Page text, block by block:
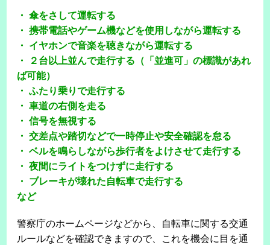
・ 傘をさして運転する
・ 携帯電話やゲーム機などを使用しながら運転する
・ イヤホンで音楽を聴きながら運転する
・ ２台以上並んで走行する（「並進可」の標識があれ
ば可能）
・ ふたり乗りで走行する
・ 車道の右側を走る
・ 信号を無視する
・ 交差点や踏切などで一時停止や安全確認を怠る
・ ベルを鳴らしながら歩行者をよけさせて走行する
・ 夜間にライトをつけずに走行する
・ ブレーキが壊れた自転車で走行する
など
警察庁のホームページなどから、自転車に関する交通
ルールなどを確認できますので、これを機会に目を通